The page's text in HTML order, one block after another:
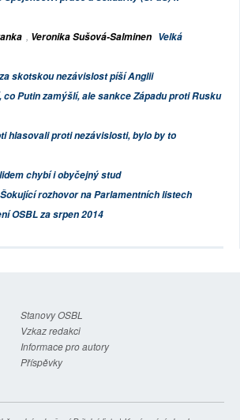
, Veronika Sušová-Salminen Velká
skotskou nezávislost píší Anglii
co Putin zamýšlí, ale sankce Západu proti Rusku
hlasovali proti nezávislosti, bylo by to
chybí i obyčejný stud
Šokující rozhovor na Parlamentních listech
OSBL za srpen 2014
Stanovy OSBL
Vzkaz redakci
Informace pro autory
Příspěvky